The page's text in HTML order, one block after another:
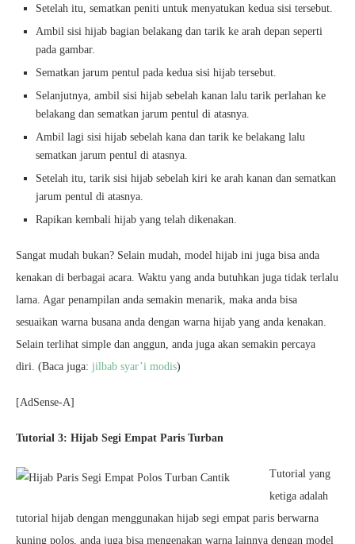
Setelah itu, sematkan peniti untuk menyatukan kedua sisi tersebut.
Ambil sisi hijab bagian belakang dan tarik ke arah depan seperti
pada gambar.
Sematkan jarum pentul pada kedua sisi hijab tersebut.
Selanjutnya, ambil sisi hijab sebelah kanan lalu tarik perlahan ke
belakang dan sematkan jarum pentul di atasnya.
Ambil lagi sisi hijab sebelah kana dan tarik ke belakang lalu
sematkan jarum pentul di atasnya.
Setelah itu, tarik sisi hijab sebelah kiri ke arah kanan dan sematkan
jarum pentul di atasnya.
Rapikan kembali hijab yang telah dikenakan.
Sangat mudah bukan? Selain mudah, model hijab ini juga bisa anda
kenakan di berbagai acara. Waktu yang anda butuhkan juga tidak terlalu
lama. Agar penampilan anda semakin menarik, maka anda bisa
sesuaikan warna busana anda dengan warna hijab yang anda kenakan.
Selain terlihat simple dan anggun, anda juga akan semakin percaya
diri. (Baca juga: jilbab syar’i modis)
[AdSense-A]
Tutorial 3: Hijab Segi Empat Paris Turban
Tutorial yang
ketiga adalah
tutorial hijab dengan menggunakan hijab segi empat paris berwarna
kuning polos, anda juga bisa mengenakan warna lainnya dengan model